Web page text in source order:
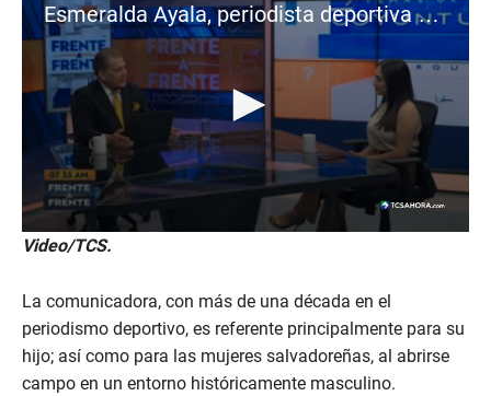
Esmeralda Ayala, periodista deportiva y presentadora de DC4
0
s
c
o
n
d
s
o
Video/TCS.
La comunicadora, con más de una década en el
periodismo deportivo, es referente principalmente para su
hijo; así como para las mujeres salvadoreñas, al abrirse
campo en un entorno históricamente masculino.